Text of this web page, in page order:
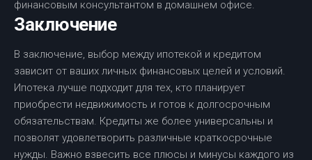
Заключение
В заключение, выбор между ипотекой и кредитом
зависит от ваших личных финансовых целей и условий.
Ипотека лучше подходит для тех, кто планирует
приобрести недвижимость и готов к долгосрочным
обязательствам. Кредиты же более универсальны и
позволят удовлетворить различные краткосрочные
нужды. Важно взвесить все плюсы и минусы каждого из